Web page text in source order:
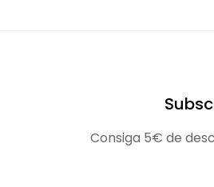
Consiga 5€ de